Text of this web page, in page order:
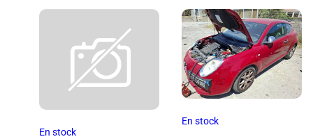
En stock
En stock